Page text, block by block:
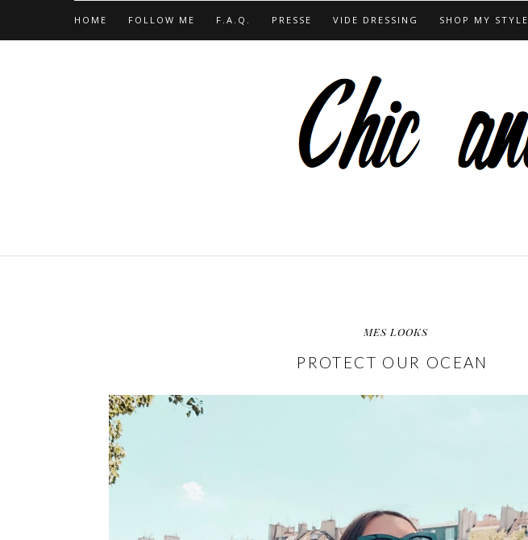
HOME FOLLOW ME F.A.Q. PRESSE VIDE DRESSING SHOP MY STYLE
MES LOOKS
PROTECT OUR OCEAN